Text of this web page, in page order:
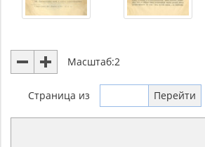
Масштаб:2
Страница из